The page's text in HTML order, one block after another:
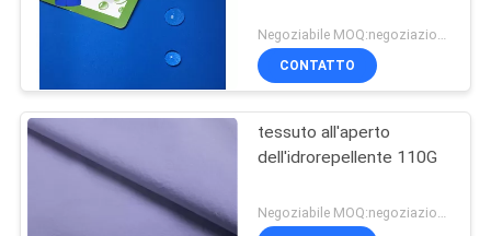
CONTATTO
tessuto all'aperto
dell'idrorepellente 110G